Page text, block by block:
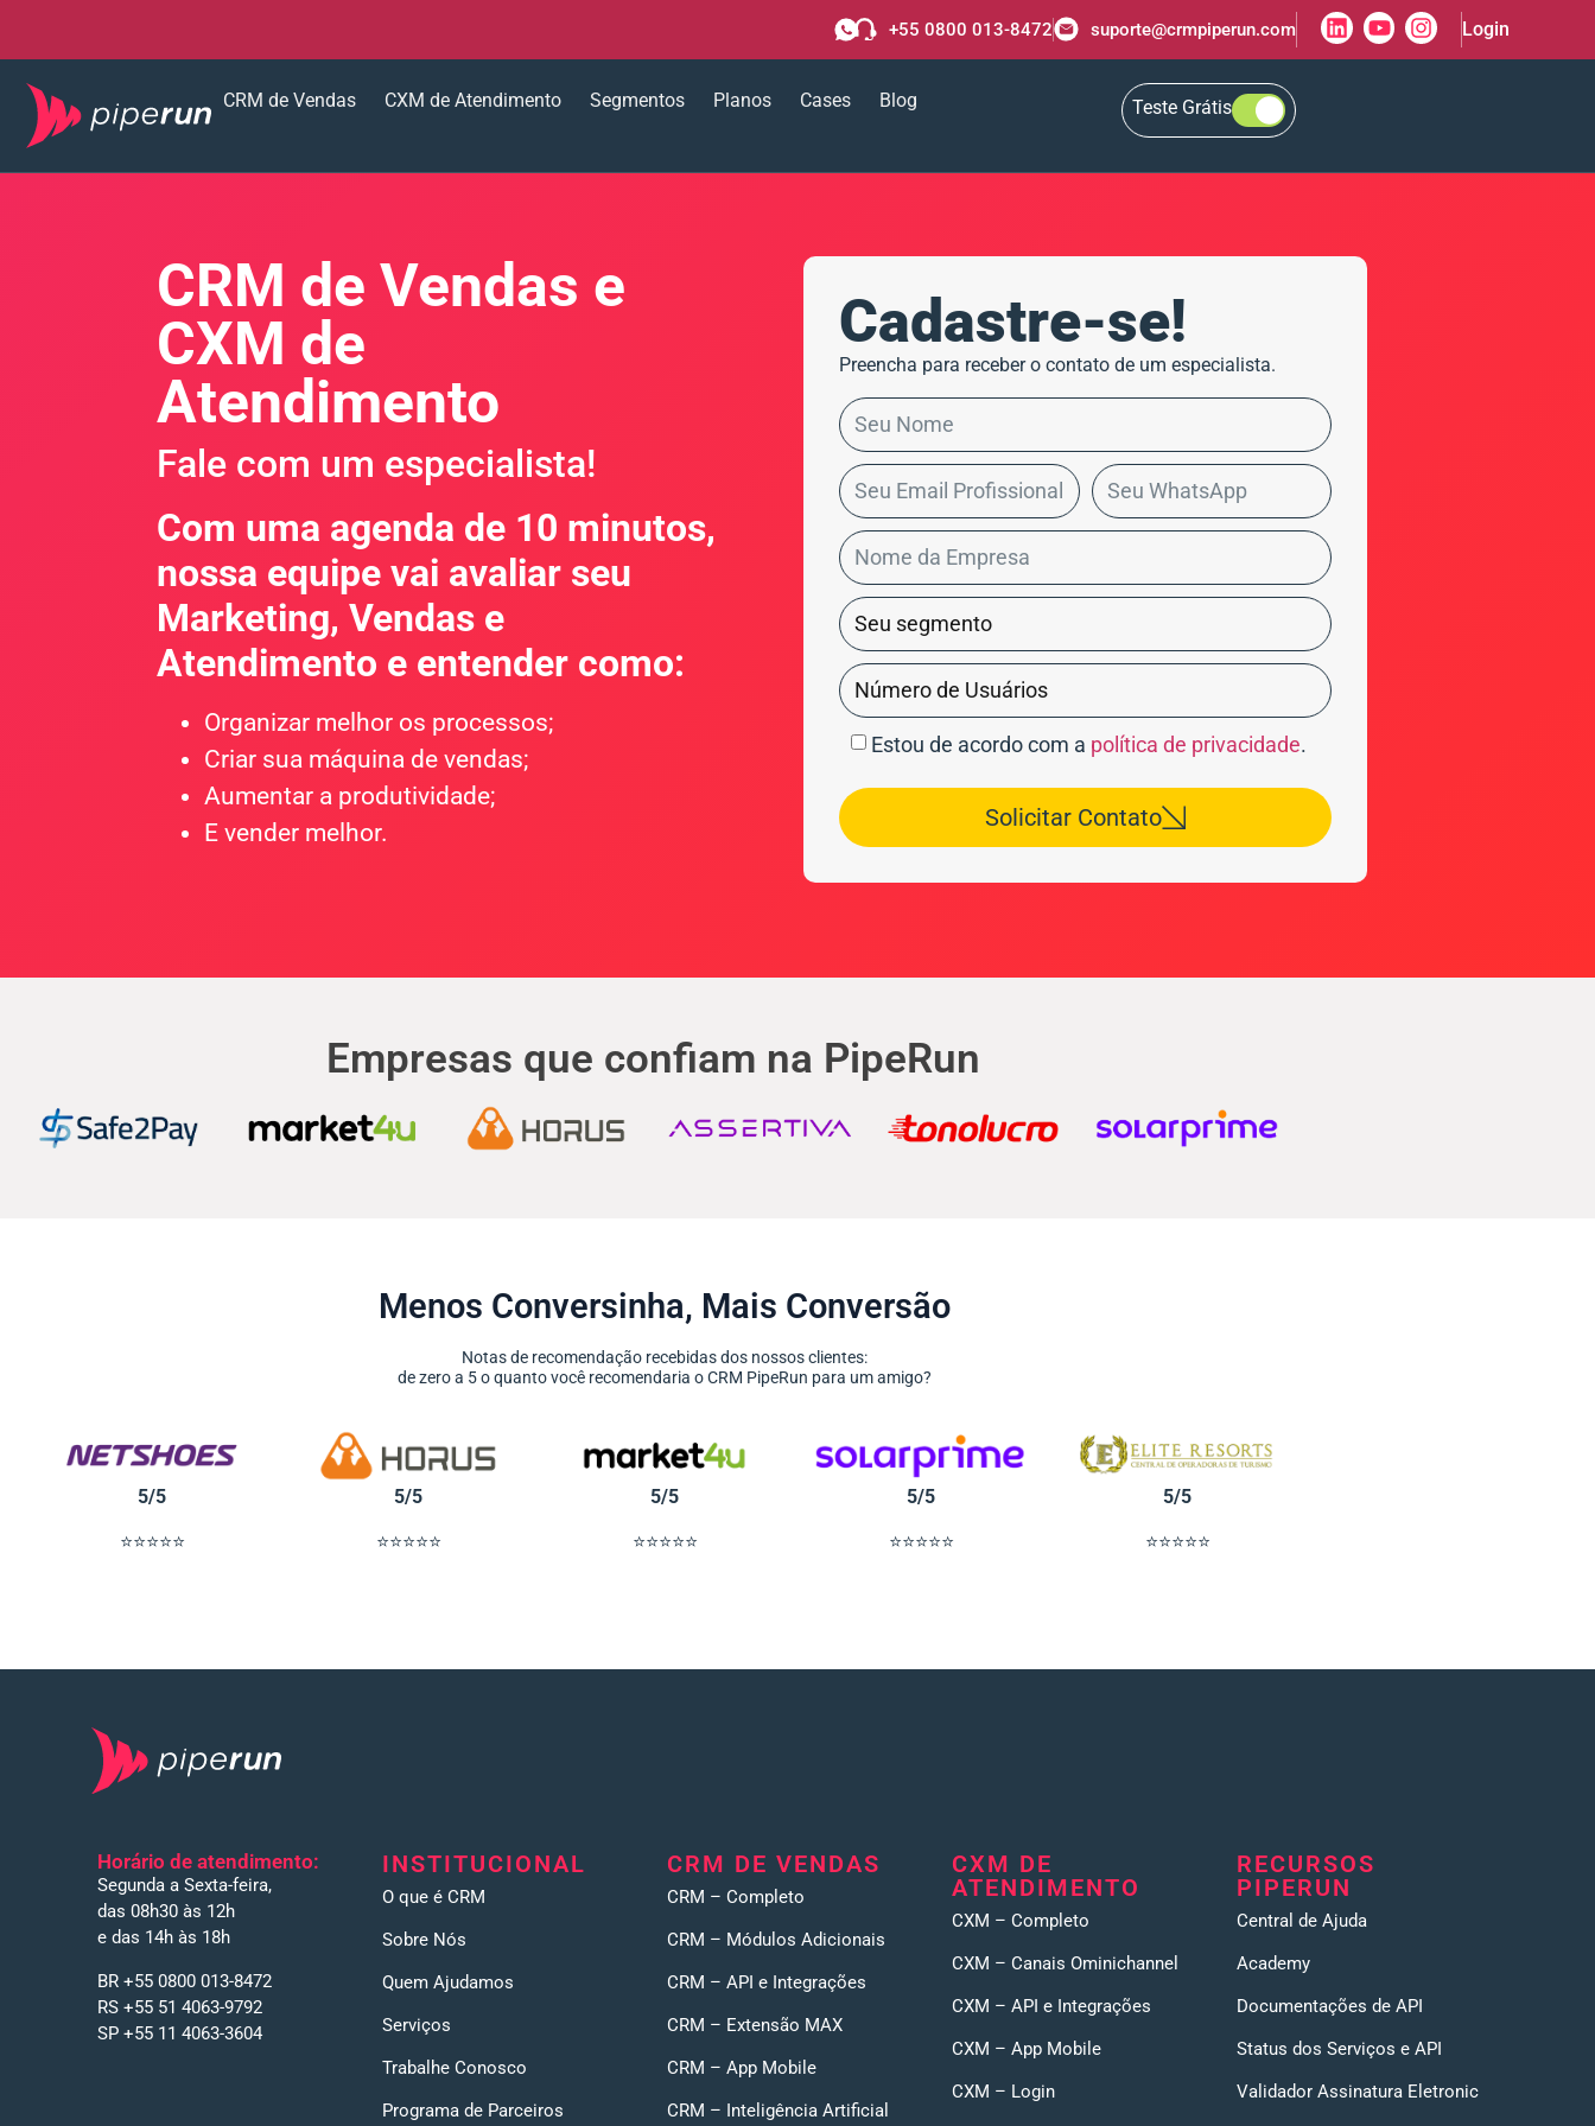
+55 0800 013-8472 suporte@crmpiperun.com Login
CRM de Vendas CXM de Atendimento Segmentos Planos Cases Blog Teste Grátis
CRM de Vendas e
CXM de
Atendimento
Fale com um especialista!
Com uma agenda de 10 minutos,
nossa equipe vai avaliar seu
Marketing, Vendas e
Atendimento e entender como:
Organizar melhor os processos;
Criar sua máquina de vendas;
Aumentar a produtividade;
E vender melhor.
Cadastre-se!
Preencha para receber o contato de um especialista.
Estou de acordo com a política de privacidade.
Solicitar Contato
Empresas que confiam na PipeRun
Menos Conversinha, Mais Conversão
Notas de recomendação recebidas dos nossos clientes:
de zero a 5 o quanto você recomendaria o CRM PipeRun para um amigo?
5/5
⭐⭐⭐⭐⭐
5/5
⭐⭐⭐⭐⭐
5/5
⭐⭐⭐⭐⭐
5/5
⭐⭐⭐⭐⭐
5/5
⭐⭐⭐⭐⭐
Horário de atendimento:
Segunda a Sexta-feira,
das 08h30 às 12h
e das 14h às 18h
BR +55 0800 013-8472
RS +55 51 4063-9792
SP +55 11 4063-3604
INSTITUCIONAL
O que é CRM
Sobre Nós
Quem Ajudamos
Serviços
Trabalhe Conosco
Programa de Parceiros
CRM DE VENDAS
CRM – Completo
CRM – Módulos Adicionais
CRM – API e Integrações
CRM – Extensão MAX
CRM – App Mobile
CRM – Inteligência Artificial
CXM DE
ATENDIMENTO
CXM – Completo
CXM – Canais Ominichannel
CXM – API e Integrações
CXM – App Mobile
CXM – Login
RECURSOS
PIPERUN
Central de Ajuda
Academy
Documentações de API
Status dos Serviços e API
Validador Assinatura Eletronic